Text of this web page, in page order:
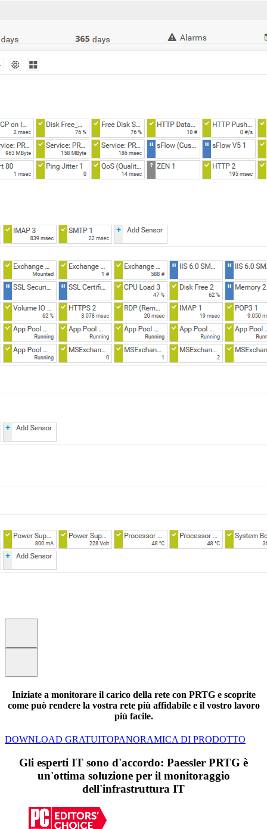
Iniziate a monitorare il carico della rete con PRTG e scoprite
come può rendere la vostra rete più affidabile e il vostro lavoro
più facile.
DOWNLOAD GRATUITOPANORAMICA DI PRODOTTO
Gli esperti IT sono d'accordo: Paessler PRTG è
un'ottima soluzione per il monitoraggio
dell'infrastruttura IT